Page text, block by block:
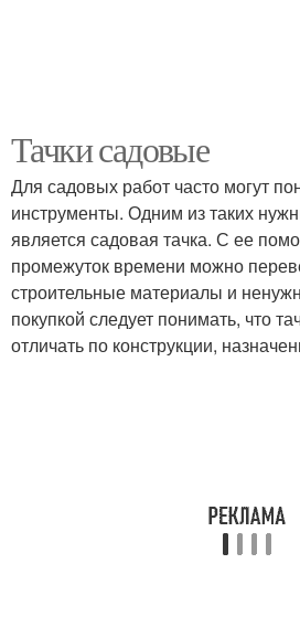
Тачки садовые
Для садовых работ часто могут
инструменты. Одним из таких
является садовая тачка. С ее
промежуток времени можно
строительные материалы и
покупкой следует понимать, что
отличать по конструкции,